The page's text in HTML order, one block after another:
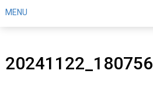
MENU
20241122_180756